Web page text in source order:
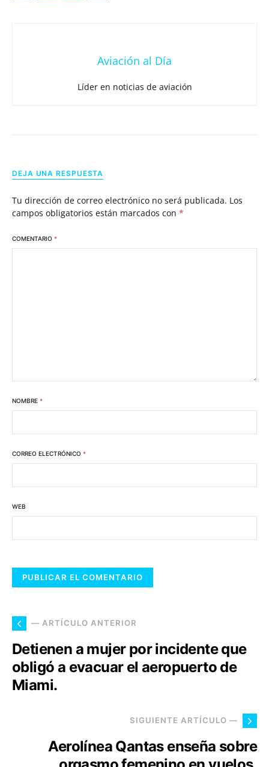
Aviación al Día
Líder en noticias de aviación
DEJA UNA RESPUESTA
Tu dirección de correo electrónico no será publicada. Los
campos obligatorios están marcados con *
COMENTARIO *
NOMBRE *
CORREO ELECTRÓNICO *
WEB
— ARTÍCULO ANTERIOR
Detienen a mujer por incidente que
obligó a evacuar el aeropuerto de
Miami.
SIGUIENTE ARTÍCULO —
Aerolínea Qantas enseña sobre